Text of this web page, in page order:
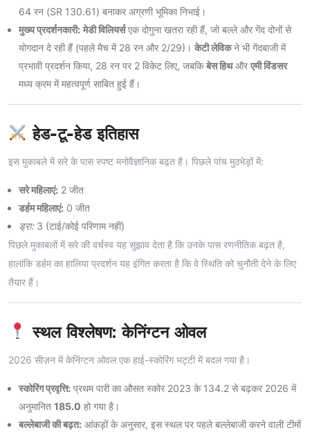
64 रन (SR 130.61) बनाकर अग्रणी भूमिका निभाई।
मुख्य प्रदर्शनकारी: मेडी विलियर्सएक दोगुना खतरा रही हैं, जो बल्ले और गेंद दोनों से
योगदान दे रही हैं (पहले मैच में 28 रन और 2/29)। केटी लेविकने भी गेंदबाजी में
प्रभावी प्रदर्शन किया, 28 रन पर 2 विकेट लिए, जबकिबेस हिथऔर एमी विंडसर
मध्य क्रम में महत्वपूर्ण साबित हुई हैं।
हेड-टू-हेड इतिहास
इस मुकाबले में सरे के पास स्पष्ट मनोवैज्ञानिक बढ़त है। पिछले पांच मुठभेड़ों में:
सरे महिलाएं: 2 जीत
डर्हम महिलाएं: 0 जीत
ड्रा:3 (टाई/कोई परिणाम नहीं)
पिछले मुकाबलों में सरे की वर्चस्व यह सुझाव देता है कि उनके पास रणनीतिक बढ़त है,
हालांकि डर्हम का हालिया प्रदर्शन यह इंगित करता है कि वे स्थिति को चुनौती देने के लिए
तैयार हैं।
स्थल विश्लेषण: केनिंग्टन ओवल
2026 सीज़न में केनिंग्टन ओवल एक हाई-स्कोरिंग भट्टी में बदल गया है।
स्कोरिंग प्रवृत्ति: प्रथम पारी का औसत स्कोर 2023 के 134.2 से बढ़कर 2026 में
अनुमानित 185.0 हो गया है।
बल्लेबाजी की बढ़त: आंकड़ों के अनुसार, इस स्थल पर पहले बल्लेबाजी करने वाली टीमों